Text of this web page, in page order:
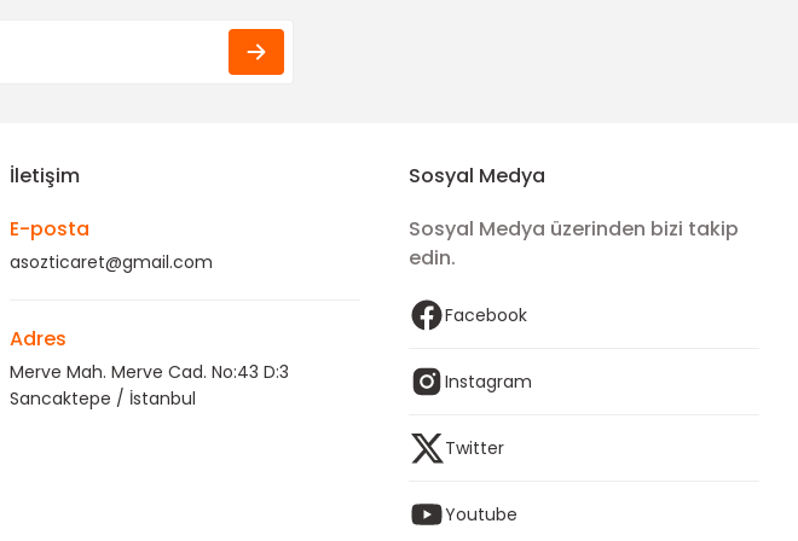
İletişim
E-posta
asozticaret@gmail.com
Adres
Merve Mah. Merve Cad. No:43 D:3
Sancaktepe / İstanbul
Sosyal Medya
Sosyal Medya üzerinden bizi takip
edin.
Facebook
Instagram
Twitter
Youtube